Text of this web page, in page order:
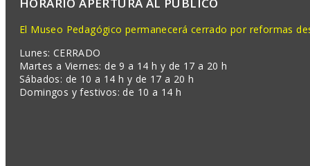
HORARIO APERTURA AL PÚBLICO
El Museo Pedagógico permanecerá cerrado por reformas
Lunes: CERRADO
Martes a Viernes: de 9 a 14 h y de 17 a 20 h
Sábados: de 10 a 14 h y de 17 a 20 h
Domingos y festivos: de 10 a 14 h